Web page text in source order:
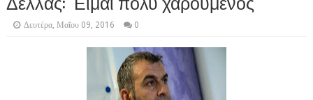
Δευτέρα, Μαΐου 09, 2016 0